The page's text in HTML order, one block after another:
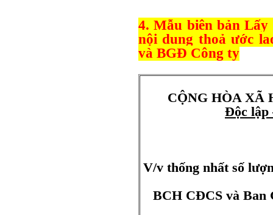
4. Mẫu biên bản
nội dung thoả ước
và BGĐ Công ty
CỘNG HÒA XÃ
Độc lập
V/v thống nhất số
BCH CĐCS và Ban